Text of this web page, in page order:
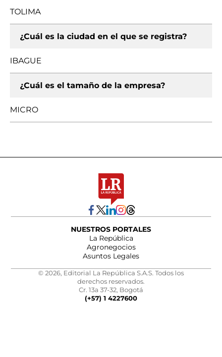
TOLIMA
¿Cuál es la ciudad en el que se registra?
IBAGUE
¿Cuál es el tamaño de la empresa?
MICRO
NUESTROS PORTALES
La República
Agronegocios
Asuntos Legales
© 2026, Editorial La República S.A.S. Todos los
derechos reservados.
Cr. 13a 37-32, Bogotá
(+57) 1 4227600